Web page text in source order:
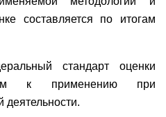
составляется по итогам
стандарт оценки
к применению при
деятельности.